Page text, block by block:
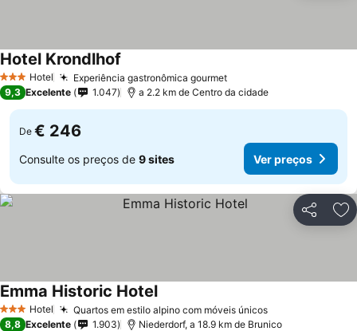
3 EstrelasHotel Experiência gastronômica gourmetVer preços
Hotel Krondlhof
9,3 Excelente 1.047 a 2.2 km de Centro da cidade
De € 246
Consulte os preços de 9 sites Ver preços
Partilhar
3 EstrelasHotel Quartos em estilo alpino com móveis únicosVer preços
Emma Historic HotelVer preços
8,8 Excelente 1.903 Niederdorf, a 18.9 km de Brunico